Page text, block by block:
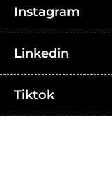
Instagram
Linkedin
Tiktok